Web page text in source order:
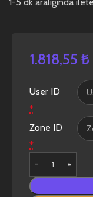
1.818,55 ₺
User ID
*
Zone ID
*